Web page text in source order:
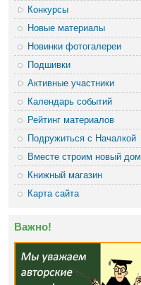
Конкурсы
Новые материалы
Новинки фотогалереи
Подшивки
Активные участники
Календарь событий
Рейтинг материалов
Подружиться с Началкой
Вместе строим новый дом
Книжный магазин
Карта сайта
Важно!